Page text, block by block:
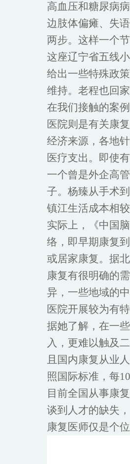
高血压和糖尿病
边肢体偏瘫、失
两步。这样一个
这座辽宁省五线
给出一些特殊政
维持。老程也回
在我们接触的案
医院则是有关康
经济来源，各地
医疗支出。即使
一个曾是外企高
子。杨臻从手术
镇江生活成本相
实际上，《中国
络，即早期康复
或居家康复。据
康复有很明确的
异，一些地域的
医院开展较为有
据她了解，在一
入，更难以触及
且国内康复从业
照国际标准，每
目前全国从事康
谈到人才的缺失
康复医师仅是个